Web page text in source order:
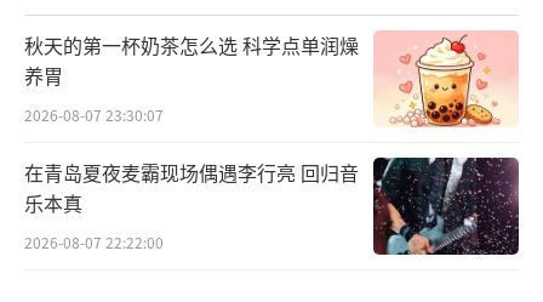
秋天的第一杯奶茶怎么选 科学点单润燥
养胃
2026-08-07 23:30:07
在青岛夏夜麦霸现场偶遇李行亮 回归音
乐本真
2026-08-07 22:22:00